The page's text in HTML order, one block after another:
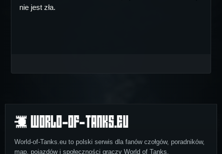
nie jest zła.
World-of-Tanks.eu to polski serwis dla fanów czołgów, poradników,
map, pojazdów i społeczności graczy World of Tanks.